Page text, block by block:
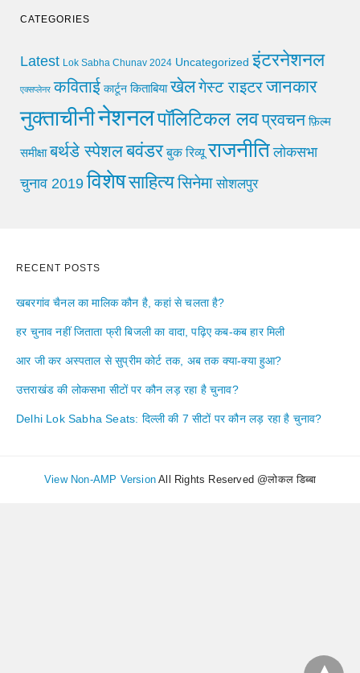
CATEGORIES
Latest Lok Sabha Chunav 2024 Uncategorized इंटरनेशनल
एक्सप्लेनर कविताई कार्टून किताबिया खेलगेस्ट राइटरजानकार
नुक्ताचीनीनेशनलपॉलिटिकल लवप्रवचन फ़िल्म
समीक्षा बर्थडे स्पेशलबवंडर बुक रिव्यू राजनीति लोकसभा
चुनाव 2019 विशेषसाहित्यसिनेमा सोशलपुर
RECENT POSTS
खबरगांव चैनल का मालिक कौन है, कहां से चलता है?
हर चुनाव नहीं जिताता फ्री बिजली का वादा, पढ़िए कब-कब हार मिली
आर जी कर अस्पताल से सुप्रीम कोर्ट तक, अब तक क्या-क्या हुआ?
उत्तराखंड की लोकसभा सीटों पर कौन लड़ रहा है चुनाव?
Delhi Lok Sabha Seats: दिल्ली की 7 सीटों पर कौन लड़ रहा है चुनाव?
View Non-AMP Version All Rights Reserved @लोकल डिब्बा